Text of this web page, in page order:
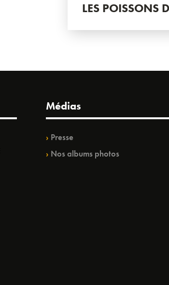
LES POISSONS
Médias
Presse
Nos albums photos